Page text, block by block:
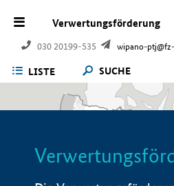
Verwertungsförderung
030 20199-535 wipano-
LISTE SUCHE